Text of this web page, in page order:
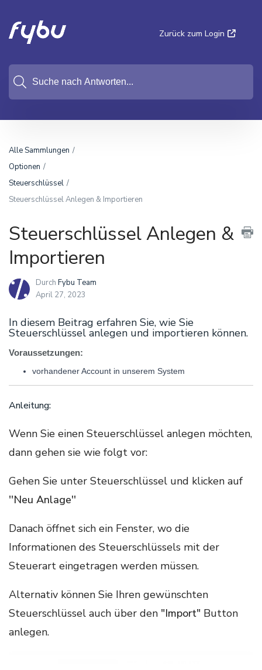
Zurück zum Login
Alle Sammlungen
Optionen
Steuerschlüssel
Steuerschlüssel Anlegen & Importieren
Steuerschlüssel Anlegen &
Importieren
Durch Fybu Team
April 27, 2023
In diesem Beitrag erfahren Sie, wie Sie
Steuerschlüssel anlegen und importieren können.
Voraussetzungen:
vorhandener Account in unserem System
Anleitung:
Wenn Sie einen Steuerschlüssel anlegen möchten,
dann gehen sie wie folgt vor:
Gehen Sie unter Steuerschlüssel und klicken auf
''Neu Anlage''
Danach öffnet sich ein Fenster, wo die
Informationen des Steuerschlüssels mit der
Steuerart eingetragen werden müssen.
Alternativ können Sie Ihren gewünschten
Steuerschlüssel auch über den "Import" Button
anlegen.